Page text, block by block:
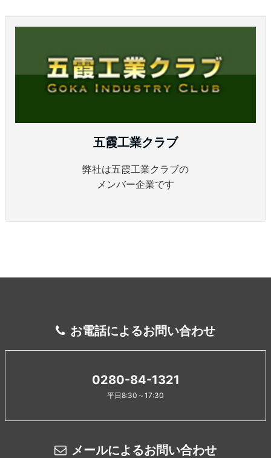
五霞工業クラブ
弊社は五霞工業クラブの
メンバー企業です
お電話によるお問い合わせ
0280-84-1321
平日8:30～17:30
メールによるお問い合わせ